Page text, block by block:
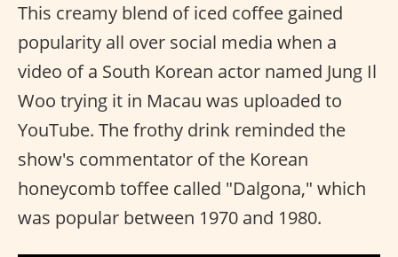
This creamy blend of iced coffee gained
popularity all over social media when a
video of a South Korean actor named Jung Il
Woo trying it in Macau was uploaded to
YouTube. The frothy drink reminded the
show's commentator of the Korean
honeycomb toffee called "Dalgona," which
was popular between 1970 and 1980.